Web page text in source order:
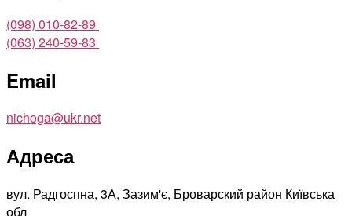
(098) 010-82-89
(063) 240-59-83
Email
nichoga@ukr.net
Адреса
вул. Радгоспна, 3А, Зазим'є, Броварский район Київська
обл